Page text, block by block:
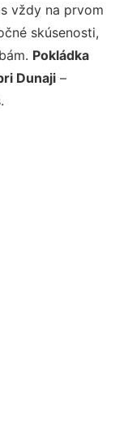
vždy na prvom
skúsenosti,
Pokládka
Dunaji –